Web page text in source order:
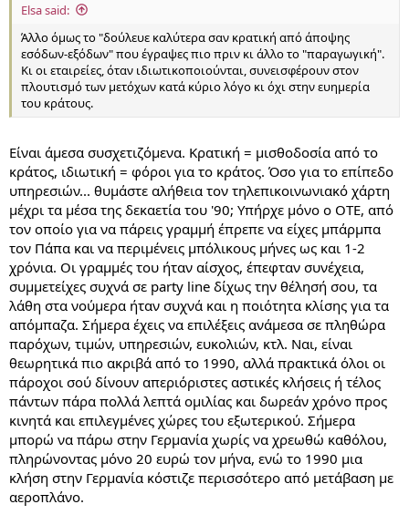
Elsa said:
Άλλο όμως το "δούλευε καλύτερα σαν κρατική από άποψης
εσόδων-εξόδων" που έγραψες πιο πριν κι άλλο το "παραγωγική".
Κι οι εταιρείες, όταν ιδιωτικοποιούνται, συνεισφέρουν στον
πλουτισμό των μετόχων κατά κύριο λόγο κι όχι στην ευημερία
του κράτους.
Είναι άμεσα συσχετιζόμενα. Κρατική = μισθοδοσία από το
κράτος, ιδιωτική = φόροι για το κράτος. Όσο για το επίπεδο
υπηρεσιών... θυμάστε αλήθεια τον τηλεπικοινωνιακό χάρτη
μέχρι τα μέσα της δεκαετία του '90; Υπήρχε μόνο ο ΟΤΕ, από
τον οποίο για να πάρεις γραμμή έπρεπε να είχες μπάρμπα
τον Πάπα και να περιμένεις μπόλικους μήνες ως και 1-2
χρόνια. Οι γραμμές του ήταν αίσχος, έπεφταν συνέχεια,
συμμετείχες συχνά σε party line δίχως την θέλησή σου, τα
λάθη στα νούμερα ήταν συχνά και η ποιότητα κλίσης για τα
απόμπαζα. Σήμερα έχεις να επιλέξεις ανάμεσα σε πληθώρα
παρόχων, τιμών, υπηρεσιών, ευκολιών, κτλ. Ναι, είναι
θεωρητικά πιο ακριβά από το 1990, αλλά πρακτικά όλοι οι
πάροχοι σού δίνουν απεριόριστες αστικές κλήσεις ή τέλος
πάντων πάρα πολλά λεπτά ομιλίας και δωρεάν χρόνο προς
κινητά και επιλεγμένες χώρες του εξωτερικού. Σήμερα
μπορώ να πάρω στην Γερμανία χωρίς να χρεωθώ καθόλου,
πληρώνοντας μόνο 20 ευρώ τον μήνα, ενώ το 1990 μια
κλήση στην Γερμανία κόστιζε περισσότερο από μετάβαση με
αεροπλάνο.